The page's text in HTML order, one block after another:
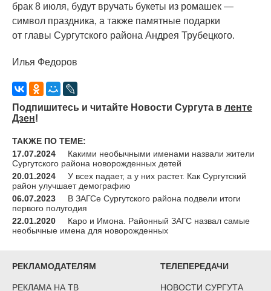
брак 8 июля, будут вручать букеты из ромашек —
символ праздника, а также памятные подарки
от главы Сургутского района Андрея Трубецкого.
Илья Федоров
Подпишитесь и читайте Новости Сургута в ленте
Дзен!
ТАКЖЕ ПО ТЕМЕ:
17.07.2024
Какими необычными именами назвали жители
Сургутского района новорожденных детей
20.01.2024
У всех падает, а у них растет. Как Сургутский
район улучшает демографию
06.07.2023
В ЗАГСе Сургутского района подвели итоги
первого полугодия
22.01.2020
Каро и Имона. Районный ЗАГС назвал самые
необычные имена для новорожденных
РЕКЛАМОДАТЕЛЯМ
РЕКЛАМА НА ТВ
ТЕЛЕПЕРЕДАЧИ
НОВОСТИ СУРГУТА